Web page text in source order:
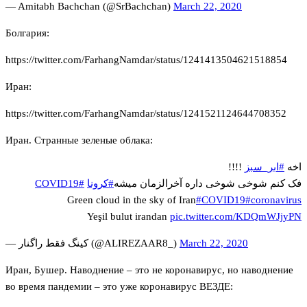
— Amitabh Bachchan (@SrBachchan) March 22, 2020
Болгария:
https://twitter.com/FarhangNamdar/status/1241413504621518854
Иран:
https://twitter.com/FarhangNamdar/status/1241521124644708352
Иран. Странные зеленые облака:
اخه #ابر_سبز !!!!
فک کنم شوخی شوخی داره آخرالزمان میشه#کرونا #COVID19
Green cloud in the sky of Iran#COVID19#coronavirus
Yeşil bulut irandan pic.twitter.com/KDQmWJjyPN
— کینگ فقط راگنار (@ALIREZAAR8_) March 22, 2020
Иран, Бушер. Наводнение – это не коронавирус, но наводнение
во время пандемии – это уже коронавирус ВЕЗДЕ: